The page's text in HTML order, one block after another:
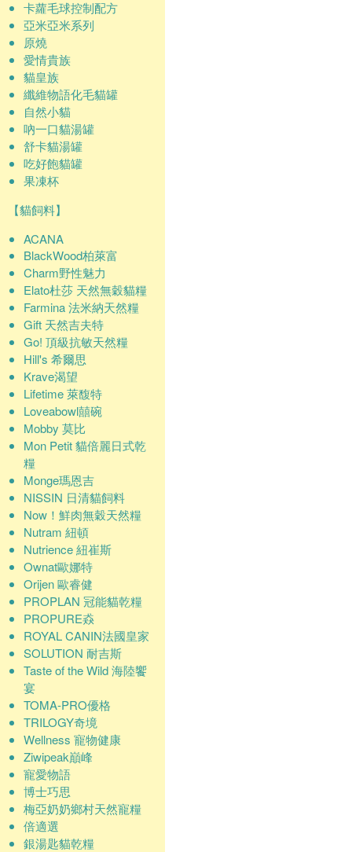
卡蘿毛球控制配方
亞米亞米系列
原燒
愛情貴族
貓皇族
纖維物語化毛貓罐
自然小貓
吶一口貓湯罐
舒卡貓湯罐
吃好飽貓罐
果凍杯
【貓飼料】
ACANA
BlackWood柏萊富
Charm野性魅力
Elato杜莎 天然無穀貓糧
Farmina 法米納天然糧
Gift 天然吉夫特
Go! 頂級抗敏天然糧
Hill's 希爾思
Krave渴望
Lifetime 萊馥特
Loveabowl囍碗
Mobby 莫比
Mon Petit 貓倍麗日式乾
糧
Monge瑪恩吉
NISSIN 日清貓飼料
Now！鮮肉無穀天然糧
Nutram 紐頓
Nutrience 紐崔斯
Ownat歐娜特
Orijen 歐睿健
PROPLAN 冠能貓乾糧
PROPURE猋
ROYAL CANIN法國皇家
SOLUTION 耐吉斯
Taste of the Wild 海陸饗
宴
TOMA-PRO優格
TRILOGY奇境
Wellness 寵物健康
Ziwipeak巔峰
寵愛物語
博士巧思
梅亞奶奶鄉村天然寵糧
倍適選
銀湯匙貓乾糧